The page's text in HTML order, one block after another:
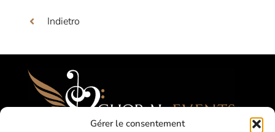
Gérer le consentement
Indietro